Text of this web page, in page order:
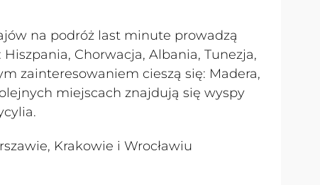
na podróż last minute prowadzą
Chorwacja, Albania, Tunezja,
zainteresowaniem cieszą się: Madera,
miejscach znajdują się wyspy
Krakowie i Wrocławiu